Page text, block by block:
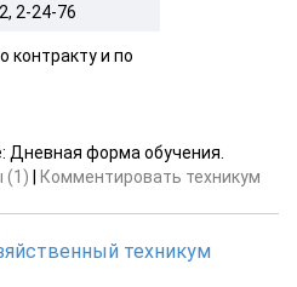
2-24-76
контракту и по
Дневная форма обучения.
(1)
Комментировать техникум
техникум